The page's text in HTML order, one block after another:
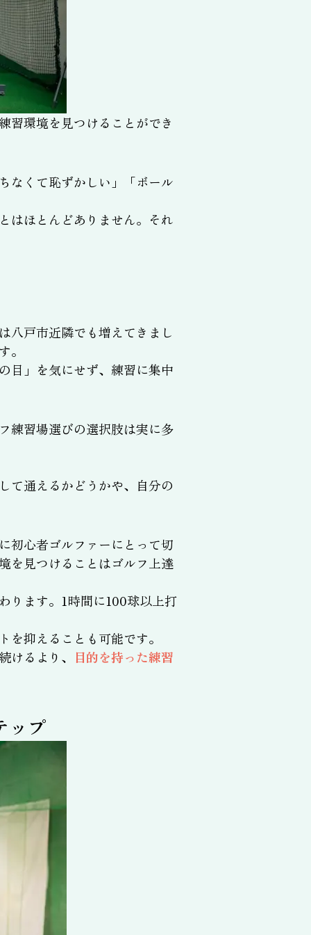
習環境を見つけることができ
なくて恥ずかしい」「ボール
はほとんどありません。それ
八戸市近隣でも増えてきまし
。
目」を気にせず、練習に集中
練習場選びの選択肢は実に多
て通えるかどうかや、自分の
初心者ゴルファーにとって切
を見つけることはゴルフ上達
ります。1時間に100球以上打
抑えることも可能です。
るより、
目的を持った練習
ップ